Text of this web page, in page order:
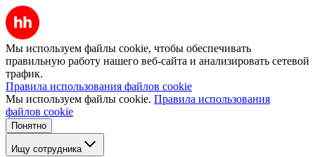
Мы используем файлы cookie, чтобы обеспечивать
правильную работу нашего веб-сайта и анализировать сетевой
трафик.
Правила использования файлов cookie
Мы используем файлы cookie. Правила использования
файлов cookie
Понятно
Ищу сотрудника